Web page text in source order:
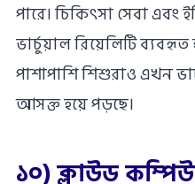
পারে। চিকিৎসা সেবা এবং
ভার্চুয়াল রিয়েলিটি ব্যবহৃত
পাশাপাশি শিশুরাও এখন
আসক্ত হয়ে পড়ছে।
১০) ক্লাউড